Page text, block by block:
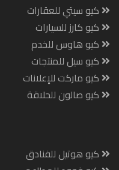
كيو سيتي للعقارات
كيو كارز للسيارات
كيو هاوس للخدم
كيو سيل للمنتجات
كيو ماركت للإعلانات
كيو صالون للحلاقة
كيو هوتيل للفنادق